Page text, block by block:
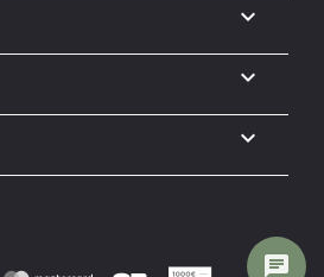


keyboard_arrow_down
chat